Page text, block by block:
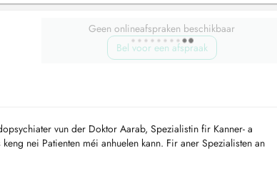
Geen onlineafspraken beschikbaar
Bel voor een afspraak
vun der Doktor Aarab, Spezialistin fir Kanner- a
nei Patienten méi anhuelen kann. Fir aner Spezialisten an